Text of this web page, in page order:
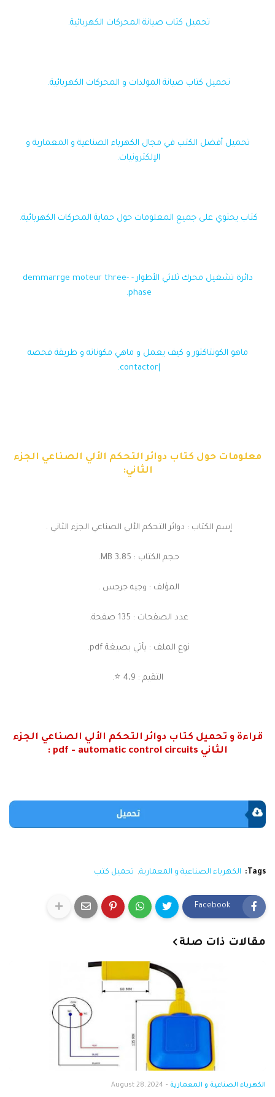
تحميل كتاب صيانة المحركات الكهربائية.
تحميل كتاب صيانة المولدات و المحركات الكهربائية.
تحميل أفضل الكتب في مجال الكهرباء الصناعية و المعمارية و
الإلكترونيات.
كتاب يحتوي على جميع المعلومات حول حماية المحركات الكهربائية.
دائرة تشغيل محرك ثلاثي الأطوار - demmarrge moteur three-
phase.
ماهو الكونتاكتور و كيف يعمل و ماهي مكوناته و طريقة فحصه
|contactor.
معلومات حول كتاب دوائر التحكم الألي الصناعي الجزء
الثاني:
إسم الكتاب : دوائر التحكم الألي الصناعي الجزء الثاني .
حجم الكتاب : 3،85 MB.
المؤلف : وجيه جرجس .
عدد الصفحات : 135 صفحة.
نوع الملف : يأتي بصيغة pdf.
التقيم : 4،9 ⭐.
قراءة و تحميل كتاب دوائر التحكم الألي الصناعي الجزء
الثاني pdf - automatic control circuits :
Tags: الكهرباء الصناعية و المعمارية تحميل كتب
Facebook
مقالات ذات صلة
الكهرباء الصناعية و المعمارية -
August 28, 2024